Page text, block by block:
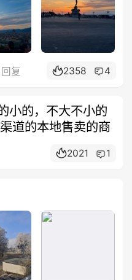
复 2358 4
小的，不大不小的
道的本地售卖的商
2021 1